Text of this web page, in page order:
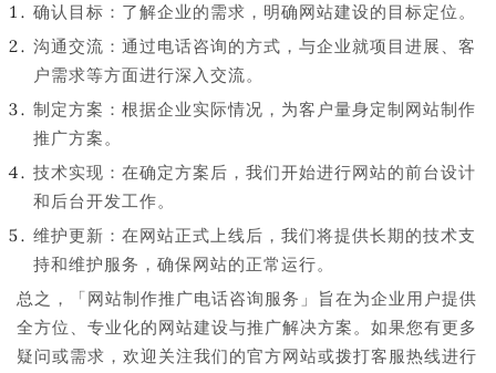
确认目标：了解企业的需求，明确网站建设的目标定位。
沟通交流：通过电话咨询的方式，与企业就项目进展、客
户需求等方面进行深入交流。
制定方案：根据企业实际情况，为客户量身定制网站制作
推广方案。
技术实现：在确定方案后，我们开始进行网站的前台设计
和后台开发工作。
维护更新：在网站正式上线后，我们将提供长期的技术支
持和维护服务，确保网站的正常运行。
总之，「网站制作推广电话咨询服务」旨在为企业用户提供
全方位、专业化的网站建设与推广解决方案。如果您有更多
疑问或需求，欢迎关注我们的官方网站或拨打客服热线进行